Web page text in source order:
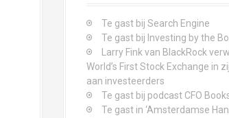
Te gast bij Search Engine
Te gast bij Investing by the
Larry Fink van BlackRock
World’s First Stock Exchange in
aan investeerders
Te gast bij podcast CFO
Te gast in ‘Amsterdamse